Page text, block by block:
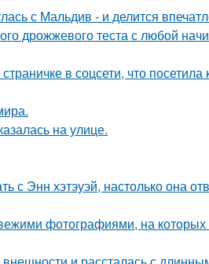
с Мальдив - и делится
дрожжевого теста с любой
в соцсети, что посетила
на улице.
с Энн хэтэуэй, настолько она
фотографиями, на которых